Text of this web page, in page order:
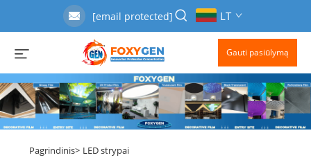
[email protected] LT
Gauti pasiūlymą
Pagrindinis> LED strypai